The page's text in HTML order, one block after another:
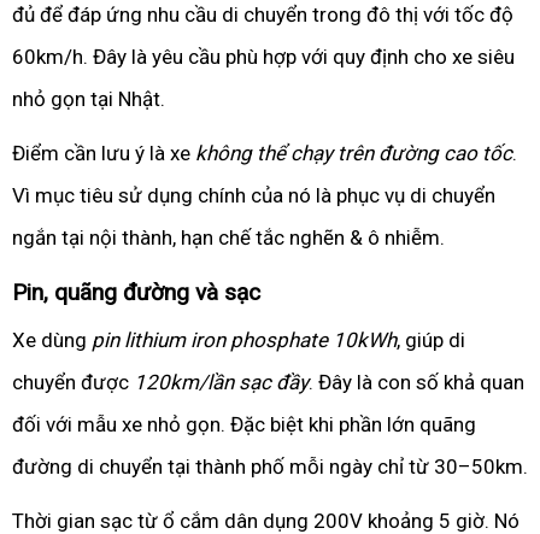
đủ để đáp ứng nhu cầu di chuyển trong đô thị với tốc độ
60km/h. Đây là yêu cầu phù hợp với quy định cho xe siêu
nhỏ gọn tại Nhật.
Điểm cần lưu ý là xe không thể chạy trên đường cao tốc.
Vì mục tiêu sử dụng chính của nó là phục vụ di chuyển
ngắn tại nội thành, hạn chế tắc nghẽn & ô nhiễm.
Pin, quãng đường và sạc
Xe dùng pin lithium iron phosphate 10kWh, giúp di
chuyển được 120km/lần sạc đầy. Đây là con số khả quan
đối với mẫu xe nhỏ gọn. Đặc biệt khi phần lớn quãng
đường di chuyển tại thành phố mỗi ngày chỉ từ 30–50km.
Thời gian sạc từ ổ cắm dân dụng 200V khoảng 5 giờ. Nó